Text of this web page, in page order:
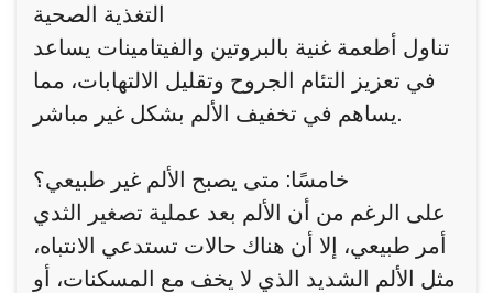
التغذية الصحية
تناول أطعمة غنية بالبروتين والفيتامينات يساعد
في تعزيز التئام الجروح وتقليل الالتهابات، مما
يساهم في تخفيف الألم بشكل غير مباشر.
خامسًا: متى يصبح الألم غير طبيعي؟
على الرغم من أن الألم بعد عملية تصغير الثدي
أمر طبيعي، إلا أن هناك حالات تستدعي الانتباه،
مثل الألم الشديد الذي لا يخف مع المسكنات، أو